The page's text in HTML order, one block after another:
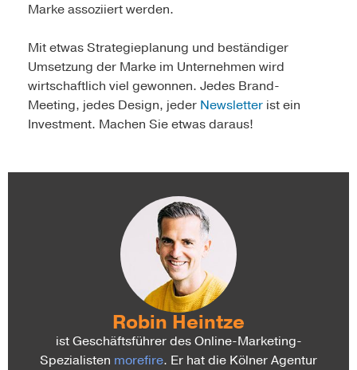
Marke assoziiert werden.
Mit etwas Strategieplanung und beständiger
Umsetzung der Marke im Unternehmen wird
wirtschaftlich viel gewonnen. Jedes Brand-
Meeting, jedes Design, jeder Newsletter ist ein
Investment. Machen Sie etwas daraus!
Robin Heintze
ist Geschäftsführer des Online-Marketing-
Spezialisten morefire. Er hat die Kölner Agentur